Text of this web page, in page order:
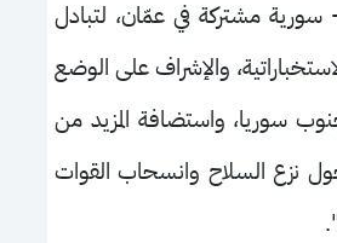
سورية مشتركة في عمّان، لتبادل
والإشراف على الوضع
سوريا، واستضافة المزيد من
نزع السلاح وانسحاب القوات